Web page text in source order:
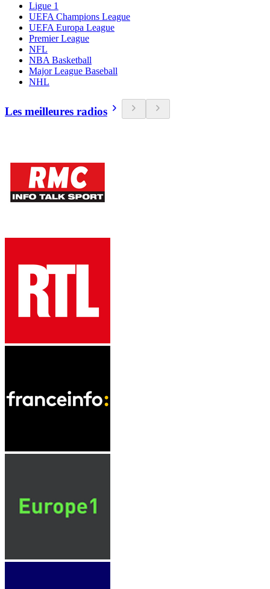
Ligue 1
UEFA Champions League
UEFA Europa League
Premier League
NFL
NBA Basketball
Major League Baseball
NHL
Les meilleures radios